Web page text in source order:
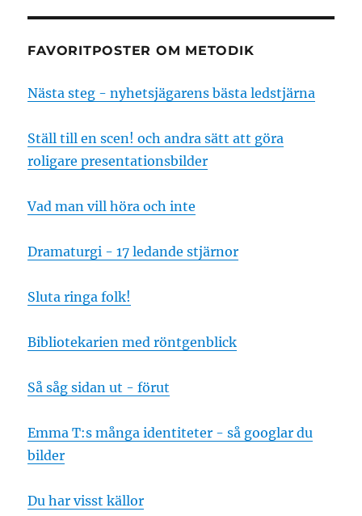
FAVORITPOSTER OM METODIK
Nästa steg - nyhetsjägarens bästa ledstjärna
Ställ till en scen! och andra sätt att göra
roligare presentationsbilder
Vad man vill höra och inte
Dramaturgi - 17 ledande stjärnor
Sluta ringa folk!
Bibliotekarien med röntgenblick
Så såg sidan ut - förut
Emma T:s många identiteter - så googlar du
bilder
Du har visst källor